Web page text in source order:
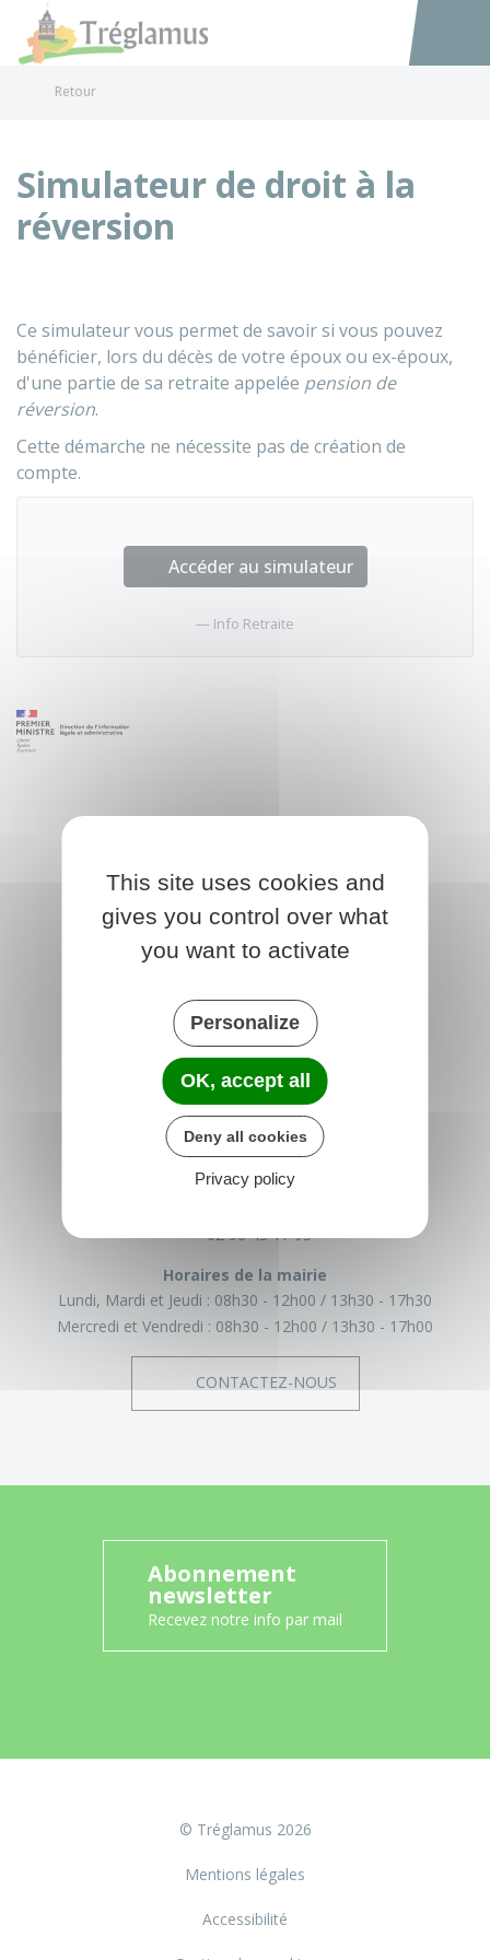
Accéder
Retour
Simulateur de droit à la
réversion
Ce simulateur vous permet de savoir si vous pouvez
bénéficier, lors du décès de votre époux ou ex-époux,
d'une partie de sa retraite appelée pension de
réversion.
Cette démarche ne nécessite pas de création de
compte.
Accéder au simulateur
Info Retraite
TRÉGLAMUS
15 rue de la Mairie
22540 Tréglamus
France
02 96 43 17 93
Horaires de la mairie
Lundi, Mardi et Jeudi : 08h30 - 12h00
13h30 - 17h30
Mercredi et Vendredi : 08h30 - 12h00 13h30 - 17h00
CONTACTEZ-NOUS
Abonnement
newsletter
Recevez notre info par mail
© Tréglamus 2026
Mentions légales
Accessibilité
This site uses cookies and
gives you control over what
you want to activate
Personalize
OK, accept all
Deny all cookies
Privacy policy